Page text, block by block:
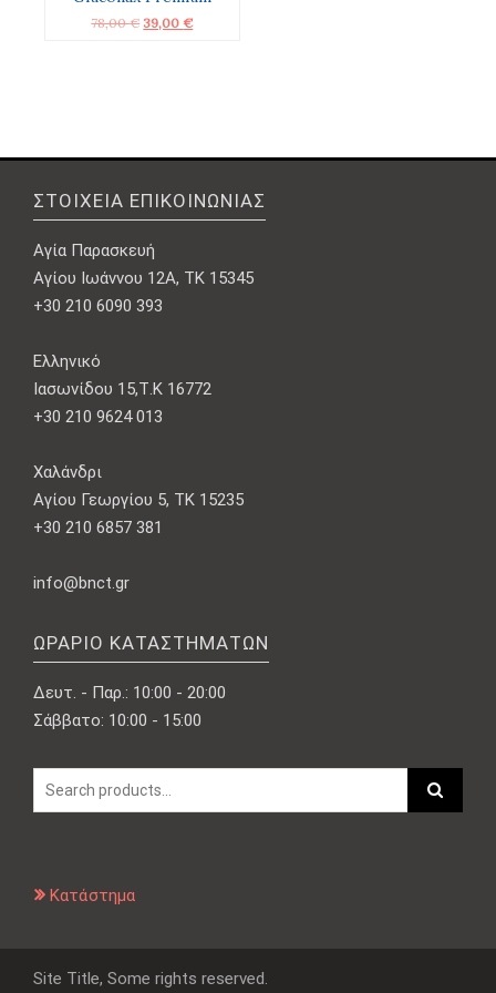
78,00€ Original
39,00 €Η
ΣΤΟΙΧΕΊΑ ΕΠΙΚΟΙΝΩΝΊΑΣ
Αγία Παρασκευή
Αγίου Ιωάννου 12Α, ΤΚ 15345
+30 210 6090 393
Ελληνικό
Ιασωνίδου 15,Τ.Κ 16772
+30 210 9624 013
Χαλάνδρι
Αγίου Γεωργίου 5, ΤΚ 15235
+30 210 6857 381
info@bnct.gr
ΩΡΆΡΙΟ ΚΑΤΑΣΤΗΜΆΤΩΝ
Δευτ. - Παρ.: 10:00 - 20:00
Σάββατο: 10:00 - 15:00
Κατάστημα
Site Title, Some rights reserved.